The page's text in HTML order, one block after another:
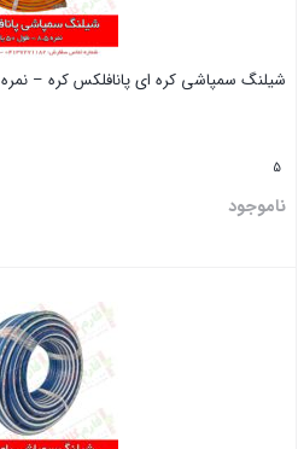
شیلنگ سمپاشی کره ای پانافلکس کره – نمره 8.5
5
ناموجود